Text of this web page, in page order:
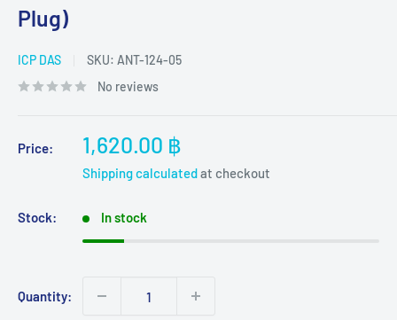
Plug)
ICP DAS SKU: ANT-124-05
No reviews
Price:
Sale
price
1,620.00 ฿
Shipping calculatedat checkout
Stock: In stock
Quantity: